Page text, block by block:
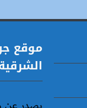
موقع